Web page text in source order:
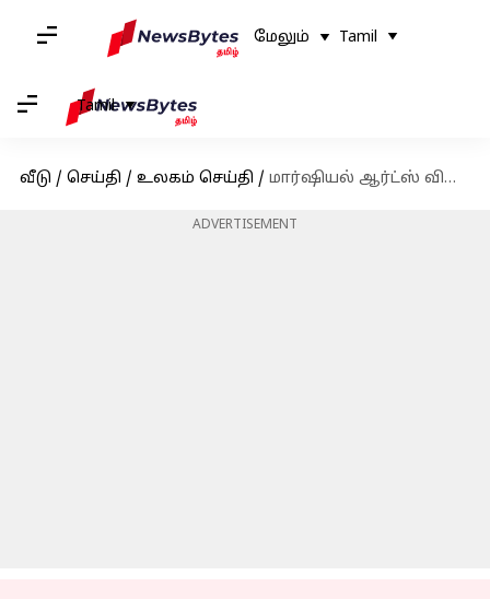
மேலும் Tamil
Tamil
வீடு / செய்தி / உலகம் செய்தி / மார்ஷியல் ஆர்ட்ஸ் விளையாட்டு போட்டியில் கலந்து கொண்டு பதக்கம் வென்றிருக்கிறார் மார்க் ஸூக்கர்பெர்க்!
ADVERTISEMENT